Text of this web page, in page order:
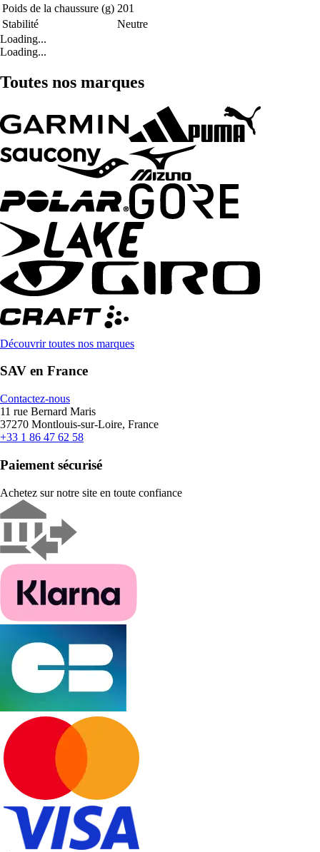
Poids de la chaussure (g) 201
Stabilité
Neutre
Loading...
Loading...
Toutes nos marques
Découvrir toutes nos marques
SAV en France
Contactez-nous
11 rue Bernard Maris
37270 Montlouis-sur-Loire, France
+33 1 86 47 62 58
Paiement sécurisé
Achetez sur notre site en toute confiance